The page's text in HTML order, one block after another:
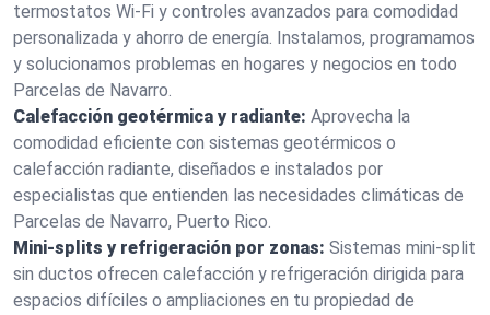
termostatos Wi-Fi y controles avanzados para comodidad
personalizada y ahorro de energía. Instalamos, programamos
y solucionamos problemas en hogares y negocios en todo
Parcelas de Navarro.
Calefacción geotérmica y radiante: Aprovecha la
comodidad eficiente con sistemas geotérmicos o
calefacción radiante, diseñados e instalados por
especialistas que entienden las necesidades climáticas de
Parcelas de Navarro, Puerto Rico.
Mini-splits y refrigeración por zonas: Sistemas mini-split
sin ductos ofrecen calefacción y refrigeración dirigida para
espacios difíciles o ampliaciones en tu propiedad de